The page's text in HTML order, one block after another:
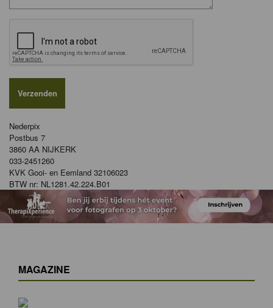
Nederpix
Postbus 7
3860 AA NIJKERK
033-2451260
KVK Gooi- en Eemland 32106023
BTW nr: NL1281.42.224.B01
MAGAZINE